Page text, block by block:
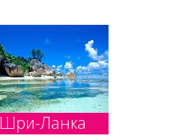
Шри-Ланка